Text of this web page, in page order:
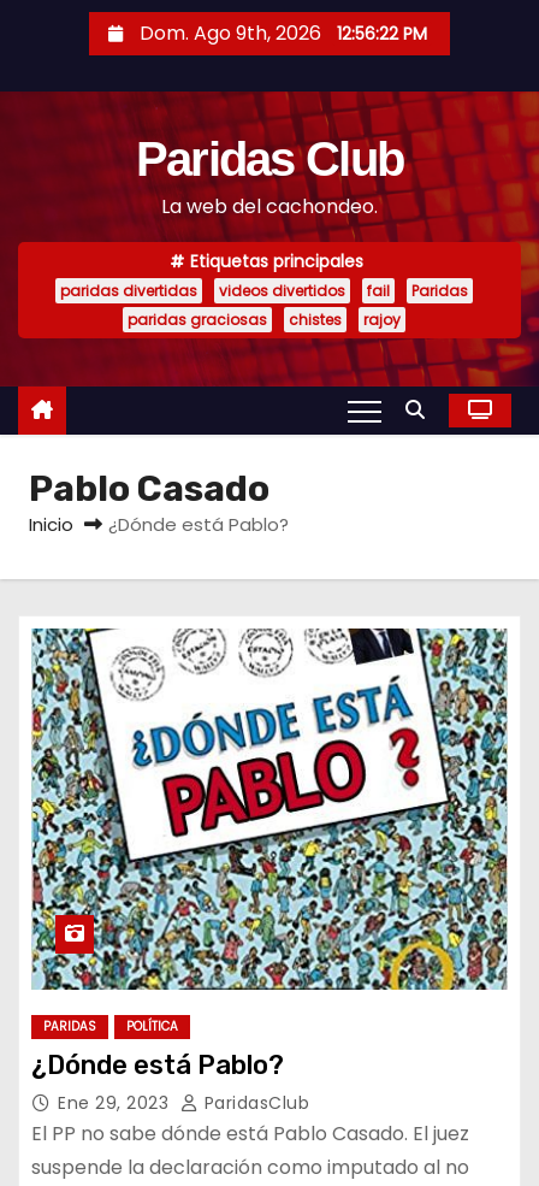
t
Dom. Ago 9th, 2026 12:56:23 PM
Paridas Club
La web del cachondeo.
Etiquetas principales
paridas divertidas videos divertidos fail
Paridas
paridas graciosas
chistes rajoy
Pablo Casado
Inicio ¿Dónde está Pablo?
PARIDAS POLÍTICA
¿Dónde está Pablo?
Ene 29, 2023 ParidasClub
El PP no sabe dónde está Pablo Casado. El juez
suspende la declaración como imputado al no